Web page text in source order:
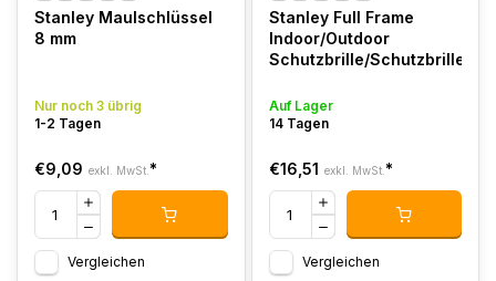
Stanley Maulschlüssel
8 mm
Nur noch 3 übrig
1-2 Tagen
€9,09 exkl. MwSt. *
Vergleichen
Stanley Full Frame
Indoor/Outdoor
Schutzbrille/Schutzbrille
Auf Lager
14 Tagen
€16,51 exkl. MwSt. *
Vergleichen